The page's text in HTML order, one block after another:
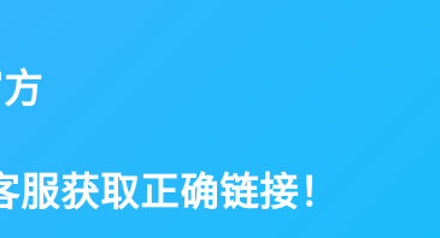
获取正确链接！